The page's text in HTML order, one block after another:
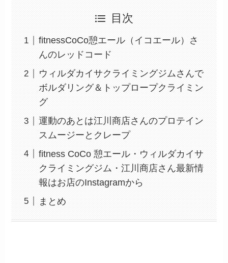
目次
fitnessCoCo憩エール（イコエール）さ
んのレッドコード
ウィルダカイサクライミングジムさんで
ボルダリング＆トップロープクライミン
グ
運動のあとは江川商店さんのプロテイン
スムージーとクレープ
fitness CoCo 憩エール・ウィルダカイサ
クライミングジム・江川商店さん最新情
報はお店のInstagramから
まとめ